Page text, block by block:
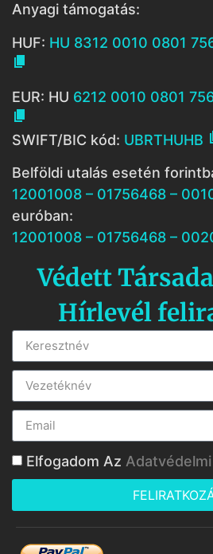
Anyagi támogatás:
HUF: HU 8312 0010 0801

EUR: HU 6212 0010 0801

SWIFT/BIC kód: UBRTHUHB
Belföldi utalás esetén
12001008 – 01756468 –
euróban:
12001008 – 01756468 –
Védett
Hírlevél
Elfogadom Az